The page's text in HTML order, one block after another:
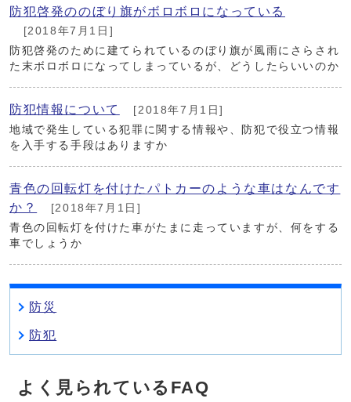
防犯啓発ののぼり旗がボロボロになっている
[2018年7月1日]
防犯啓発のために建てられているのぼり旗が風雨にさらされ
た末ボロボロになってしまっているが、どうしたらいいのか
防犯情報について
[2018年7月1日]
地域で発生している犯罪に関する情報や、防犯で役立つ情報
を入手する手段はありますか
青色の回転灯を付けたパトカーのような車はなんです
か？
[2018年7月1日]
青色の回転灯を付けた車がたまに走っていますが、何をする
車でしょうか
防災
防犯
よく見られているFAQ